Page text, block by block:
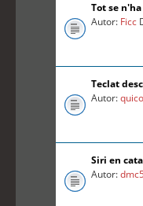
Tot se
Autor: Ficc
Teclat
Autor:
Siri en
Autor: